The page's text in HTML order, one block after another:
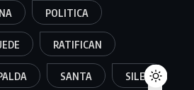
POLITICA
RATIFICAN
SANTA SILES